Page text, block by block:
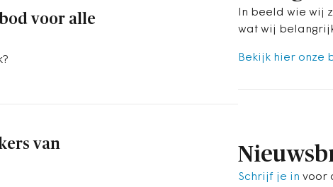
voor alle
van
In beeld wie wij
wat wij
Bekijk hier onze
Schrijf je in voor